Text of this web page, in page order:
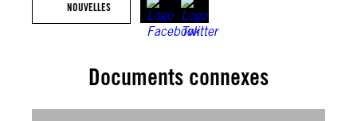
NOUVELLES
Documents connexes